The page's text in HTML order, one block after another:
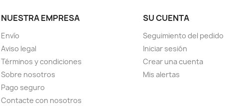
NUESTRA EMPRESA
Envío
Aviso legal
Términos y condiciones
Sobre nosotros
Pago seguro
Contacte con nosotros
SU CUENTA
Seguimiento del pedido
Iniciar sesión
Crear una cuenta
Mis alertas